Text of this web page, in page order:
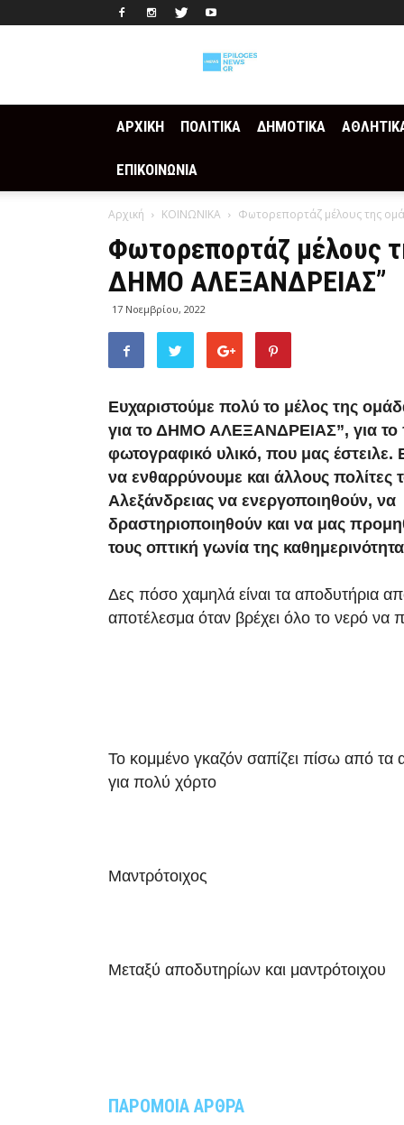
ΑΡΧΙΚΗ ΠΟΛΙΤΙΚΑ ΔΗΜΟΤΙΚΑ
ΕΠΙΚΟΙΝΩΝΙΑ
Αρχική ΚΟΙΝΩΝΙΚΑ Φωτορεπορτάζ μέλους της
Φωτορεπορτάζ μέλους
ΔΗΜΟ ΑΛΕΞΑΝΔΡΕΙΑΣ”
17 Νοεμβρίου, 2022
Ευχαριστούμε πολύ το μέλος της
για το ΔΗΜΟ ΑΛΕΞΑΝΔΡΕΙΑΣ”, για το
φωτογραφικό υλικό, που μας έστειλε.
να ενθαρρύνουμε και άλλους πολίτες
Αλεξάνδρειας να ενεργοποιηθούν, να
δραστηριοποιηθούν και να μας
τους οπτική γωνία της
Δες πόσο χαμηλά είναι τα αποδυτήρια
αποτέλεσμα όταν βρέχει όλο το νερό να
Το κομμένο γκαζόν σαπίζει πίσω από τα
για πολύ χόρτο
Μαντρότοιχος
Μεταξύ αποδυτηρίων και μαντρότοιχου
ΠΑΡΟΜΟΙΑ ΑΡΘΡΑ